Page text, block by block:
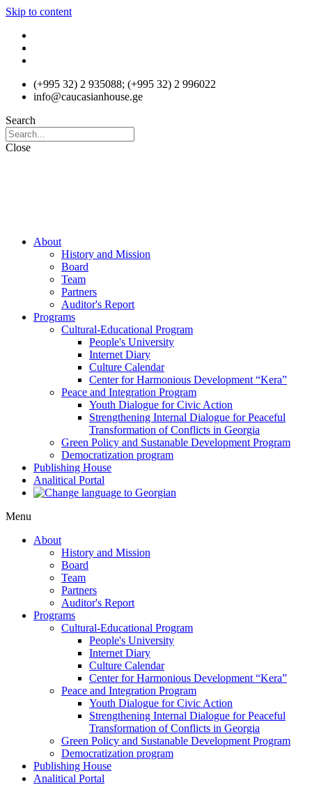
Skip to content
(+995 32) 2 935088; (+995 32) 2 996022
info@caucasianhouse.ge
Search
Close
About
History and Mission
Board
Team
Partners
Auditor's Report
Programs
Cultural-Educational Program
People's University
Internet Diary
Culture Calendar
Center for Harmonious Development “Kera”
Peace and Integration Program
Youth Dialogue for Civic Action
Strengthening Internal Dialogue for Peaceful
Transformation of Conflicts in Georgia
Green Policy and Sustanable Development Program
Democratization program
Publishing House
Analitical Portal
Menu
About
History and Mission
Board
Team
Partners
Auditor's Report
Programs
Cultural-Educational Program
People's University
Internet Diary
Culture Calendar
Center for Harmonious Development “Kera”
Peace and Integration Program
Youth Dialogue for Civic Action
Strengthening Internal Dialogue for Peaceful
Transformation of Conflicts in Georgia
Green Policy and Sustanable Development Program
Democratization program
Publishing House
Analitical Portal